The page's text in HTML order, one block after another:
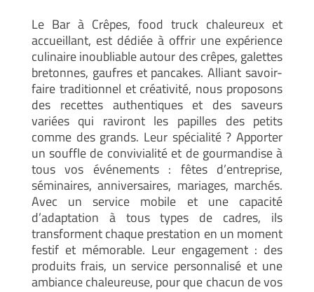
Le Bar à Crêpes, food truck chaleureux et
accueillant, est dédiée à offrir une expérience
culinaire inoubliable autour des crêpes, galettes
bretonnes, gaufres et pancakes. Alliant savoir-
faire traditionnel et créativité, nous proposons
des recettes authentiques et des saveurs
variées qui raviront les papilles des petits
comme des grands. Leur spécialité ? Apporter
un souffle de convivialité et de gourmandise à
tous vos événements : fêtes d’entreprise,
séminaires, anniversaires, mariages, marchés.
Avec un service mobile et une capacité
d’adaptation à tous types de cadres, ils
transforment chaque prestation en un moment
festif et mémorable. Leur engagement : des
produits frais, un service personnalisé et une
ambiance chaleureuse, pour que chacun de vos